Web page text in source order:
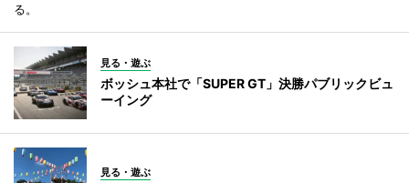
る。
見る・遊ぶ
ボッシュ本社で「SUPER GT」決勝パブリックビュ
ーイング
見る・遊ぶ